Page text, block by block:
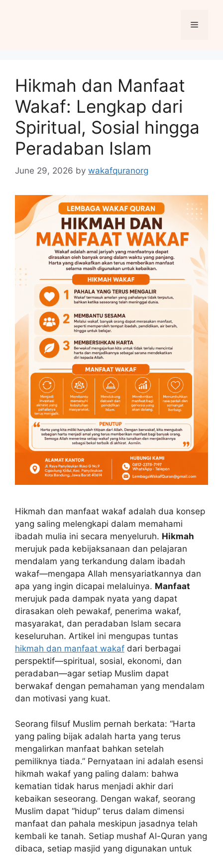
Menu
Hikmah dan Manfaat
Wakaf: Lengkap dari
Spiritual, Sosial hingga
Peradaban Islam
June 29, 2026 by wakafquranorg
Hikmah dan manfaat wakaf adalah dua konsep
yang saling melengkapi dalam memahami
ibadah mulia ini secara menyeluruh. Hikmah
merujuk pada kebijaksanaan dan pelajaran
mendalam yang terkandung dalam ibadah
wakaf—mengapa Allah mensyariatkannya dan
apa yang ingin dicapai melaluinya. Manfaat
merujuk pada dampak nyata yang dapat
dirasakan oleh pewakaf, penerima wakaf,
masyarakat, dan peradaban Islam secara
keseluruhan. Artikel ini mengupas tuntas
hikmah dan manfaat wakaf dari berbagai
perspektif—spiritual, sosial, ekonomi, dan
peradaban—agar setiap Muslim dapat
berwakaf dengan pemahaman yang mendalam
dan motivasi yang kuat.
Seorang filsuf Muslim pernah berkata: “Harta
yang paling bijak adalah harta yang terus
mengalirkan manfaat bahkan setelah
pemiliknya tiada.” Pernyataan ini adalah esensi
hikmah wakaf yang paling dalam: bahwa
kematian tidak harus menjadi akhir dari
kebaikan seseorang. Dengan wakaf, seorang
Muslim dapat “hidup” terus dalam dimensi
manfaat dan pahala meskipun jasadnya telah
kembali ke tanah. Setiap mushaf Al-Quran yang
dibaca, setiap masjid yang digunakan untuk